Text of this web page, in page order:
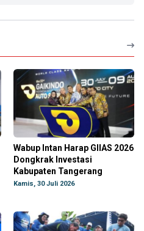
Wabup Intan Harap GIIAS 2026
Dongkrak Investasi
Kabupaten Tangerang
Kamis, 30 Juli 2026